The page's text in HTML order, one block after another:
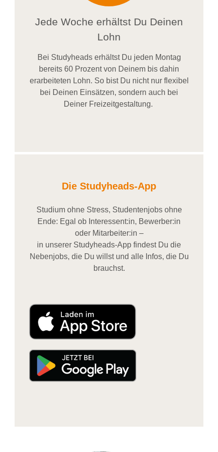
Jede Woche erhältst Du Deinen
Lohn
Bei Studyheadserhältst Du jeden Montag
bereits 60 Prozent von Deinem bis dahin
erarbeiteten Lohn. So bist Du nicht nur flexibel
bei Deinen Einsätzen, sondern auch bei
DeinerFreizeitgestaltung.
Die Studyheads-App
Studium ohne Stress, Studentenjobs ohne
Ende: Egal ob Interessent:in, Bewerber:in
oder Mitarbeiter:in –
in unserer Studyheads-App findest Du die
Nebenjobs, die Du willst und alle Infos, die Du
brauchst.